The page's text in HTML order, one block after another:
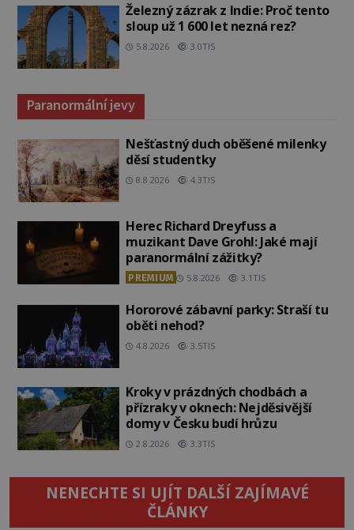
Železný zázrak z Indie: Proč tento
sloup už 1 600 let nezná rez?
5.8.2026 3.0TIS
Paranormální jevy
Nešťastný duch oběšené milenky
děsí studentky
8.8.2026 4.3TIS
Herec Richard Dreyfuss a
muzikant Dave Grohl: Jaké mají
paranormální zážitky?
PREMIUM 5.8.2026 3.1TIS
Hororové zábavní parky: Straší tu
oběti nehod?
4.8.2026 3.5TIS
Kroky v prázdných chodbách a
přízraky v oknech: Nejděsivější
domy v Česku budí hrůzu
2.8.2026 3.3TIS
NENECHTE SI UJÍT DALŠÍ ZAJÍMAVÉ
ČLÁNKY